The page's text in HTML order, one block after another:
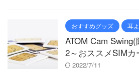
おすすめグッズ 耳
ATOM Cam
2～おススメSIMカ
2022/7/11